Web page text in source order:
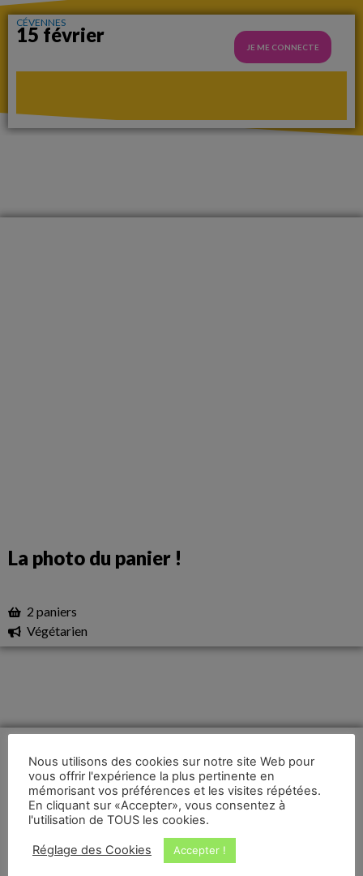
CÉVENNES
15 février
JE ME CONNECTE
La photo du panier !
2 paniers
Végétarien
Nous utilisons des cookies sur notre site Web pour
vous offrir l'expérience la plus pertinente en
mémorisant vos préférences et les visites répétées.
En cliquant sur «Accepter», vous consentez à
l'utilisation de TOUS les cookies.
Réglage des Cookies Accepter !